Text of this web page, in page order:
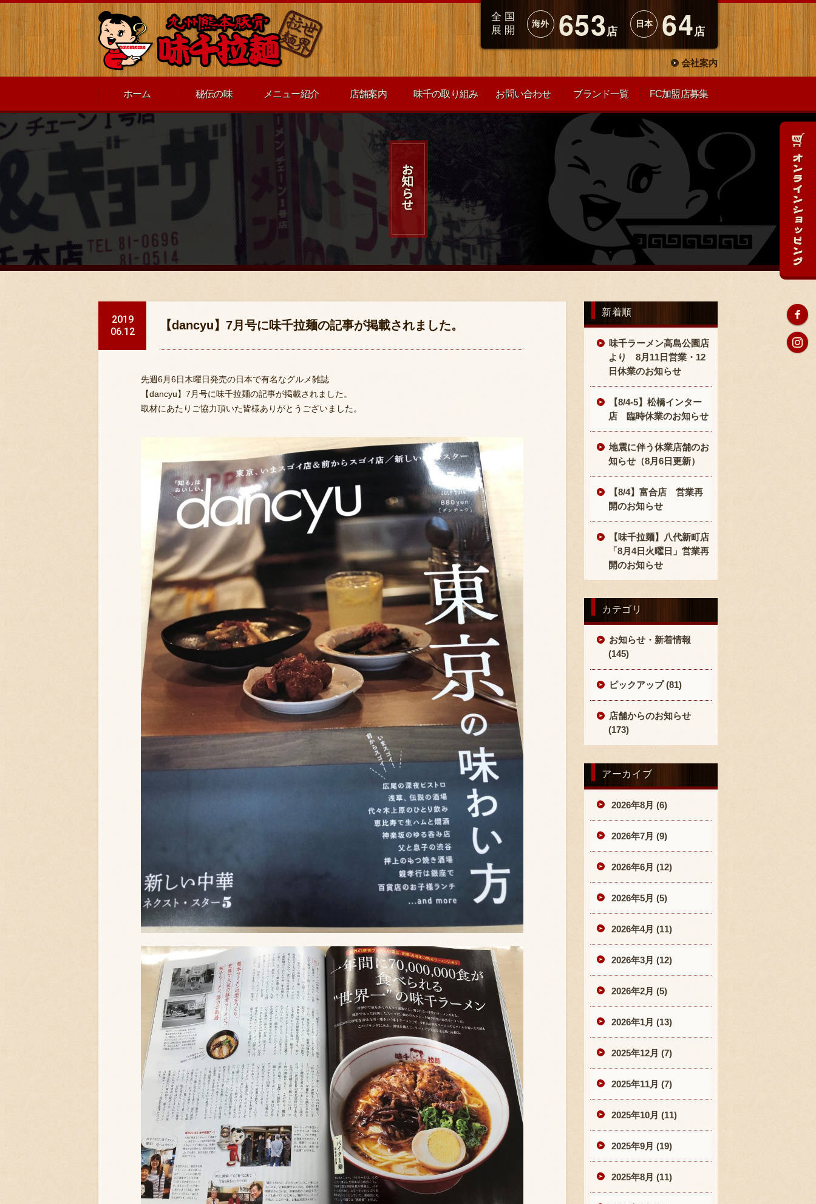
全国
展開
海外 653店
日本 64店
会社案内
ホーム 秘伝の味 メニュー紹介 店舗案内 味千の取り組み お問い合わせ ブランド一覧 FC加盟店募集
2019
06.12
【dancyu】7月号に味千拉麺の記事が掲載されました。
先週6月6日木曜日発売の日本で有名なグルメ雑誌
【dancyu】7月号に味千拉麺の記事が掲載されました。
取材にあたりご協力頂いた皆様ありがとうございました。
新着順
味千ラーメン高島公園店
より 8月11日営業・12
日休業のお知らせ
【8/4-5】松橋インター
店 臨時休業のお知らせ
地震に伴う休業店舗のお
知らせ（8月6日更新）
【8/4】富合店 営業再
開のお知らせ
【味千拉麺】八代新町店
「8月4日火曜日」営業再
開のお知らせ
カテゴリ
お知らせ・新着情報
(145)
ピックアップ (81)
店舗からのお知らせ
(173)
アーカイブ
2026年8月 (6)
2026年7月 (9)
2026年6月 (12)
2026年5月 (5)
2026年4月 (11)
2026年3月 (12)
2026年2月 (5)
2026年1月 (13)
2025年12月 (7)
2025年11月 (7)
2025年10月 (11)
2025年9月 (19)
2025年8月 (11)